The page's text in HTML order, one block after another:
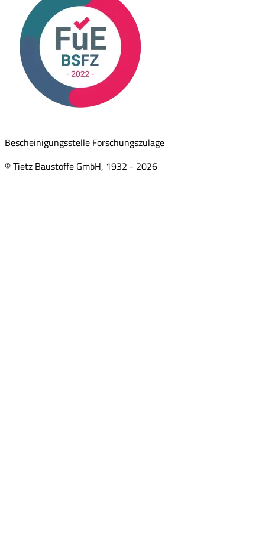
Bescheinigungsstelle Forschungszulage
© Tietz Baustoffe GmbH, 1932 - 2026